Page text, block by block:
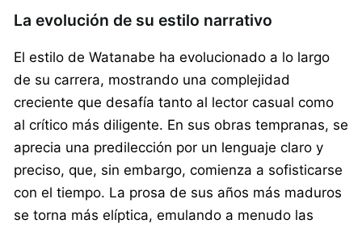
La evolución de su estilo narrativo
El estilo de Watanabe ha evolucionado a lo largo
de su carrera, mostrando una complejidad
creciente que desafía tanto al lector casual como
al crítico más diligente. En sus obras tempranas, se
aprecia una predilección por un lenguaje claro y
preciso, que, sin embargo, comienza a sofisticarse
con el tiempo. La prosa de sus años más maduros
se torna más elíptica, emulando a menudo las